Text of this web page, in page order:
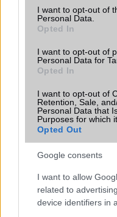
consent section.
I want to opt-out of
Personal Data.
Opted In
I want to opt-out of
Personal Data for
Opted In
I want to opt-out of
Retention, Sale,
Personal Data that
Purposes for which
Opted Out
Google consents
I want to allow
related to
device identifiers in
Extrák
EGYÉB
Vibra jelzés
SIM-ek száma
Flight mode
Terület
Brand